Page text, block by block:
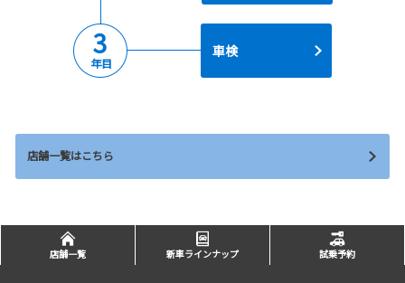
3
年目
車検
店舗一覧はこちら
店舗一覧 新車ラインナップ 試乗予約